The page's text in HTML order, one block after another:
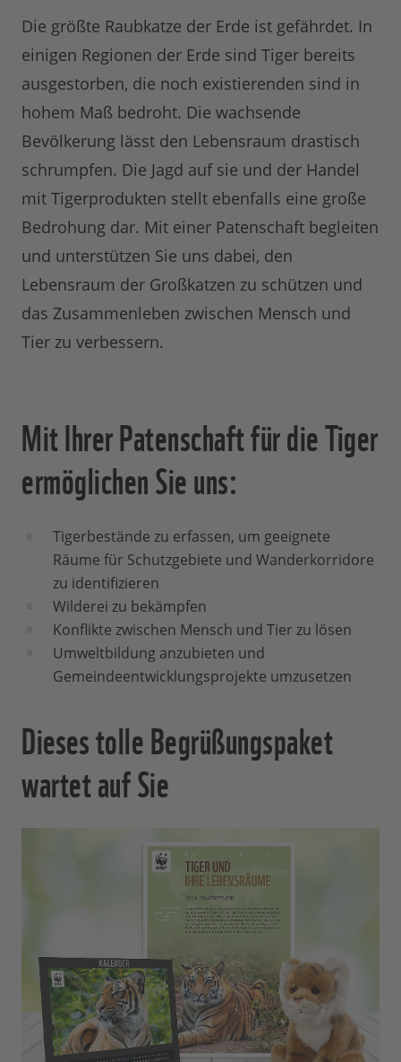
Die größte Raubkatze der Erde ist gefährdet. In
einigen Regionen der Erde sind Tiger bereits
ausgestorben, die noch existierenden sind in
hohem Maß bedroht. Die wachsende
Bevölkerung lässt den Lebensraum drastisch
schrumpfen. Die Jagd auf sie und der Handel
mit Tigerprodukten stellt ebenfalls eine große
Bedrohung dar. Mit einer Patenschaft begleiten
und unterstützen Sie uns dabei, den
Lebensraum der Großkatzen zu schützen und
das Zusammenleben zwischen Mensch und
Tier zu verbessern.
Mit Ihrer Patenschaft für die Tiger
ermöglichen Sie uns:
Tigerbestände zu erfassen, um geeignete
Räume für Schutzgebiete und Wanderkorridore
zu identifizieren
Wilderei zu bekämpfen
Konflikte zwischen Mensch und Tier zu lösen
Umweltbildung anzubieten und
Gemeindeentwicklungsprojekte umzusetzen
Dieses tolle Begrüßungspaket
wartet auf Sie